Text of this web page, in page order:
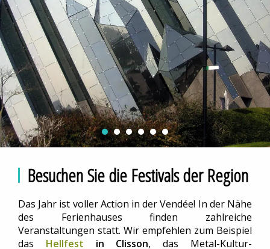
Besuchen Sie die Festivals der Region
Das Jahr ist voller Action in der Vendée! In der Nähe
des Ferienhauses finden zahlreiche
Veranstaltungen statt. Wir empfehlen zum Beispiel
das Hellfest in Clisson, das Metal-Kultur-